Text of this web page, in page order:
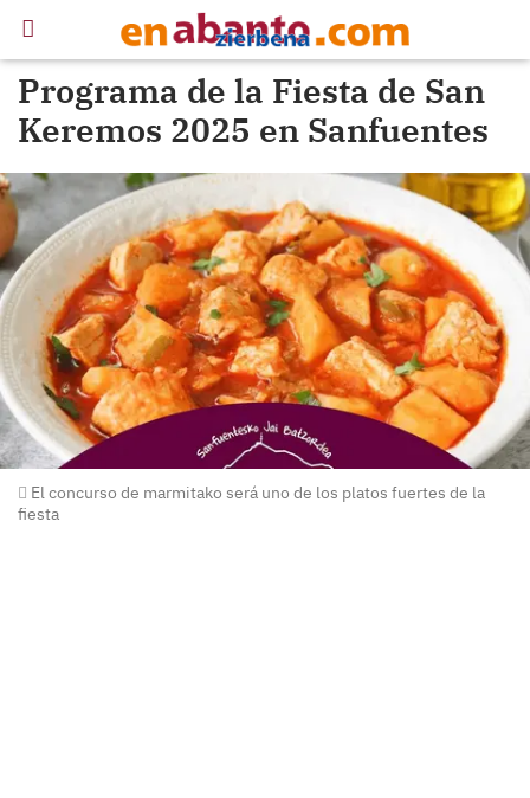
Programa de la Fiesta de San
Keremos 2025 en Sanfuentes
El concurso de marmitako será uno de los platos fuertes de la
fiesta